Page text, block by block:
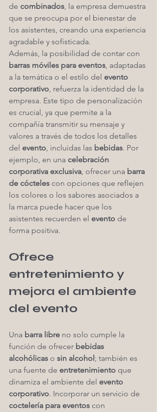
de combinados, la empresa demuestra
que se preocupa por el bienestar de
los asistentes, creando una experiencia
agradable y sofisticada.
Además, la posibilidad de contar con
barras móviles para eventos, adaptadas
a la temática o el estilo del evento
corporativo, refuerza la identidad de la
empresa. Este tipo de personalización
es crucial, ya que permite a la
compañía transmitir su mensaje y
valores a través de todos los detalles
del evento, incluidas las bebidas. Por
ejemplo, en una celebración
corporativa exclusiva, ofrecer una barra
de cócteles con opciones que reflejen
los colores o los sabores asociados a
la marca puede hacer que los
asistentes recuerden el evento de
forma positiva.
Ofrece
entretenimiento y
mejora el ambiente
del evento
Una barra libre no solo cumple la
función de ofrecer bebidas
alcohólicas o sin alcohol; también es
una fuente de entretenimiento que
dinamiza el ambiente del evento
corporativo. Incorporar un servicio de
coctelería para eventos con